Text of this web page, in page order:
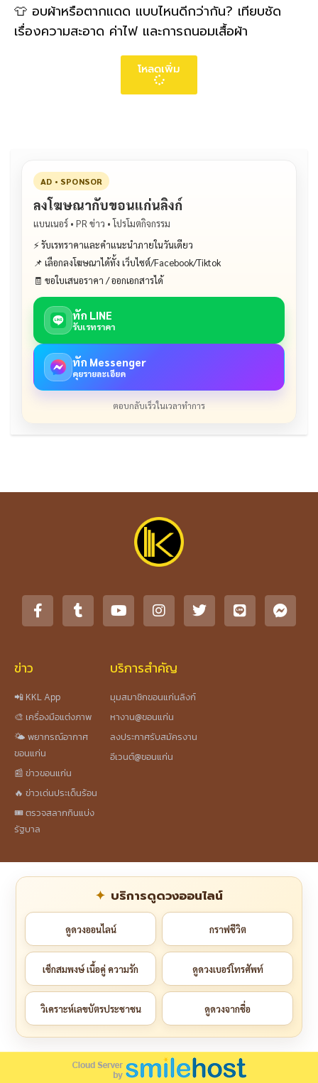
👕 อบผ้าหรือตากแดด แบบไหนดีกว่ากัน? เทียบชัด
เรื่องความสะอาด ค่าไฟ และการถนอมเสื้อผ้า
โหลดเพิ่ม
AD • SPONSOR
ลงโฆษณากับขอนแก่นลิงก์
แบนเนอร์ • PR ข่าว • โปรโมตกิจกรรม
⚡ รับเรทราคาและคำแนะนำภายในวันเดียว
📌 เลือกลงโฆษณาได้ทั้ง เว็บไซต์/Facebook/Tiktok
🧾 ขอใบเสนอราคา / ออกเอกสารได้
ทัก LINE
รับเรทราคา
ทัก Messenger
คุยรายละเอียด
ตอบกลับเร็วในเวลาทำการ
ข่าว
📲 KKL App
🎨 เครื่องมือแต่งภาพ
🌤️ พยากรณ์อากาศ
ขอนแก่น
📰 ข่าวขอนแก่น
🔥 ข่าวเด่นประเด็นร้อน
🎟️ ตรวจสลากกินแบ่ง
รัฐบาล
บริการสำคัญ
มุมสมาชิกขอนแก่นลิงก์
หางาน@ขอนแก่น
ลงประกาศรับสมัครงาน
อีเวนต์@ขอนแก่น
บริการดูดวงออนไลน์
ดูดวงออนไลน์ กราฟชีวิต
เช็กสมพงษ์ เนื้อคู่ ความรัก ดูดวงเบอร์โทรศัพท์
วิเคราะห์เลขบัตรประชาชน ดูดวงจากชื่อ